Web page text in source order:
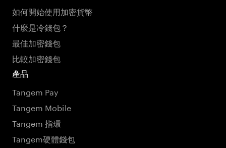
如何開始使用加密貨幣
什麼是冷錢包？
最佳加密錢包
比較加密錢包
產品
Tangem Pay
Tangem Mobile
Tangem 指環
Tangem硬體錢包